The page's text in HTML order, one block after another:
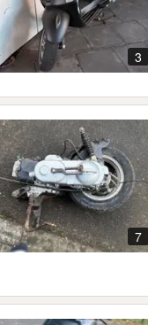
3
7